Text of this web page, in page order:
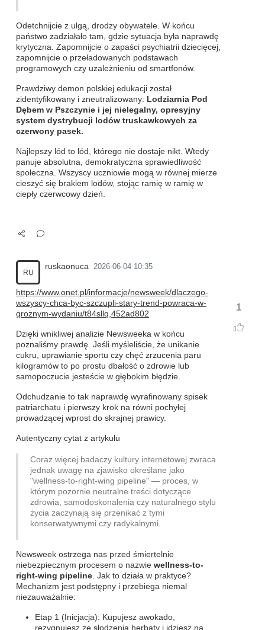
Odetchnijcie z ulgą, drodzy obywatele. W końcu
państwo zadziałało tam, gdzie sytuacja była naprawdę
krytyczna. Zapomnijcie o zapaści psychiatrii dziecięcej,
zapomnijcie o przeładowanych podstawach
programowych czy uzależnieniu od smartfonów.
Prawdziwy demon polskiej edukacji został
zidentyfikowany i zneutralizowany: Lodziarnia Pod
Dębem w Pszczynie i jej nielegalny, opresyjny
system dystrybucji lodów truskawkowych za
czerwony pasek.
Najlepszy lód to lód, którego nie dostaje nikt. Wtedy
panuje absolutna, demokratyczna sprawiedliwość
społeczna. Wszyscy uczniowie mogą w równej mierze
cieszyć się brakiem lodów, stojąc ramię w ramię w
ciepły czerwcowy dzień.
RU
ruskaonuca 2026-06-04 10:35
1
https://www.onet.pl/informacje/newsweek/dlaczego-
wszyscy-chca-byc-szczupli-stary-trend-powraca-w-
groznym-wydaniu/t84sllq,452ad802
Dzięki wnikliwej analizie Newsweeka w końcu
poznaliśmy prawdę. Jeśli myśleliście, że unikanie
cukru, uprawianie sportu czy chęć zrzucenia paru
kilogramów to po prostu dbałość o zdrowie lub
samopoczucie jesteście w głębokim błędzie.
Odchudzanie to tak naprawdę wyrafinowany spisek
patriarchatu i pierwszy krok na równi pochyłej
prowadzącej wprost do skrajnej prawicy.
Autentyczny cytat z artykułu
Coraz więcej badaczy kultury internetowej zwraca
jednak uwagę na zjawisko określane jako
"wellness-to-right-wing pipeline" — proces, w
którym pozornie neutralne treści dotyczące
zdrowia, samodoskonalenia czy naturalnego stylu
życia zaczynają się przenikać z tymi
konserwatywnymi czy radykalnymi.
Newsweek ostrzega nas przed śmiertelnie
niebezpiecznym procesem o nazwie wellness-to-
right-wing pipeline . Jak to działa w praktyce?
Mechanizm jest podstępny i przebiega niemal
niezauważalnie:
Etap 1 (Inicjacja): Kupujesz awokado,
rezygnujesz ze słodzenia herbaty i idziesz na